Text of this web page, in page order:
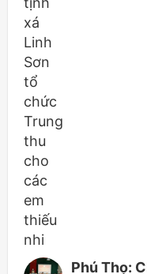
Phú Thọ: